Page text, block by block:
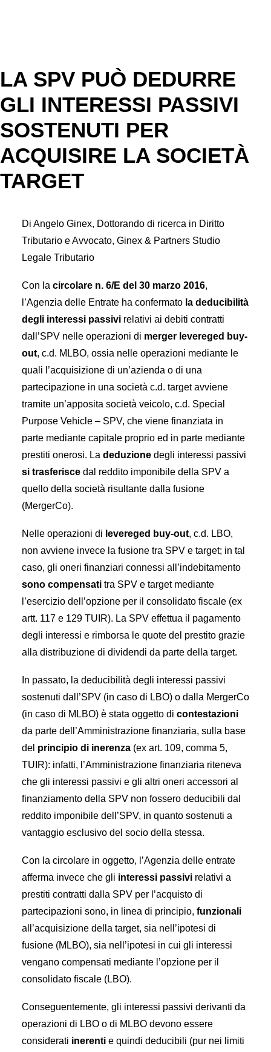
LA SPV PUÒ DEDURRE
GLI INTERESSI PASSIVI
SOSTENUTI PER
ACQUISIRE LA SOCIETÀ
TARGET
Di Angelo Ginex, Dottorando di ricerca in Diritto
Tributario e Avvocato, Ginex & Partners Studio
Legale Tributario
Con la circolare n. 6/E del 30 marzo 2016,
l’Agenzia delle Entrate ha confermato la deducibilità
degli interessi passivi relativi ai debiti contratti
dall’SPV nelle operazioni di merger levereged buy-
out, c.d. MLBO, ossia nelle operazioni mediante le
quali l’acquisizione di un’azienda o di una
partecipazione in una società c.d. target avviene
tramite un’apposita società veicolo, c.d. Special
Purpose Vehicle – SPV, che viene finanziata in
parte mediante capitale proprio ed in parte mediante
prestiti onerosi. La deduzione degli interessi passivi
si trasferisce dal reddito imponibile della SPV a
quello della società risultante dalla fusione
(MergerCo).
Nelle operazioni di levereged buy-out, c.d. LBO,
non avviene invece la fusione tra SPV e target; in tal
caso, gli oneri finanziari connessi all’indebitamento
sono compensati tra SPV e target mediante
l’esercizio dell’opzione per il consolidato fiscale (ex
artt. 117 e 129 TUIR). La SPV effettua il pagamento
degli interessi e rimborsa le quote del prestito grazie
alla distribuzione di dividendi da parte della target.
In passato, la deducibilità degli interessi passivi
sostenuti dall’SPV (in caso di LBO) o dalla MergerCo
(in caso di MLBO) è stata oggetto di contestazioni
da parte dell’Amministrazione finanziaria, sulla base
del principio di inerenza (ex art. 109, comma 5,
TUIR): infatti, l’Amministrazione finanziaria riteneva
che gli interessi passivi e gli altri oneri accessori al
finanziamento della SPV non fossero deducibili dal
reddito imponibile dell’SPV, in quanto sostenuti a
vantaggio esclusivo del socio della stessa.
Con la circolare in oggetto, l’Agenzia delle entrate
afferma invece che gli interessi passivi relativi a
prestiti contratti dalla SPV per l’acquisto di
partecipazioni sono, in linea di principio, funzionali
all’acquisizione della target, sia nell’ipotesi di
fusione (MLBO), sia nell’ipotesi in cui gli interessi
vengano compensati mediante l’opzione per il
consolidato fiscale (LBO).
Conseguentemente, gli interessi passivi derivanti da
operazioni di LBO o di MLBO devono essere
considerati inerenti e quindi deducibili (pur nei limiti